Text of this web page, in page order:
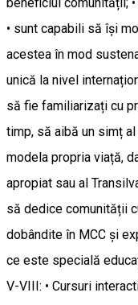
• sunt capabili să își
acestea în mod
unică la nivel
să fie familiarizați cu
timp, să aibă un simț
modela propria viață,
apropiat sau al
să dedice comunității
dobândite în MCC și
ce este specială
V-VIII: • Cursuri